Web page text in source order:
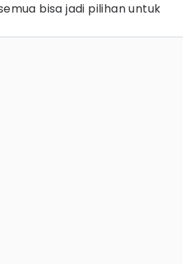
bisa jadi pilihan untuk